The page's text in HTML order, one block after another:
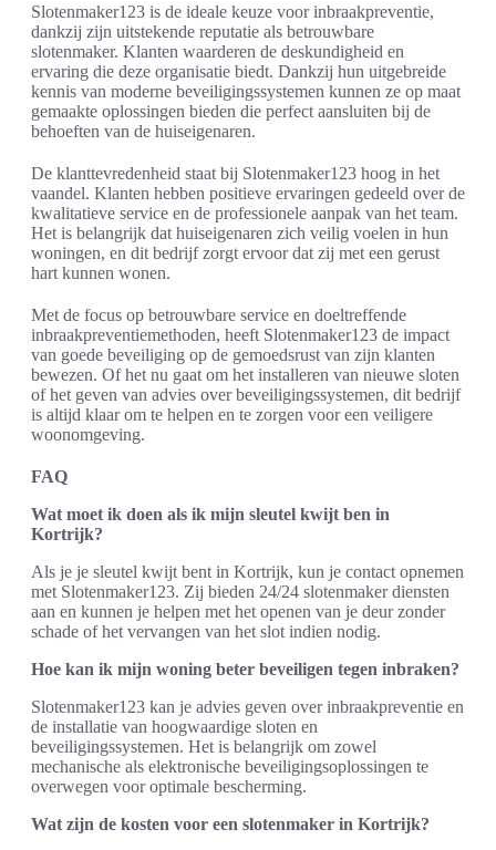
Slotenmaker123 is de ideale keuze voor inbraakpreventie,
dankzij zijn uitstekende reputatie als betrouwbare
slotenmaker. Klanten waarderen de deskundigheid en
ervaring die deze organisatie biedt. Dankzij hun uitgebreide
kennis van moderne beveiligingssystemen kunnen ze op maat
gemaakte oplossingen bieden die perfect aansluiten bij de
behoeften van de huiseigenaren.
De klanttevredenheid staat bij Slotenmaker123 hoog in het
vaandel. Klanten hebben positieve ervaringen gedeeld over de
kwalitatieve service en de professionele aanpak van het team.
Het is belangrijk dat huiseigenaren zich veilig voelen in hun
woningen, en dit bedrijf zorgt ervoor dat zij met een gerust
hart kunnen wonen.
Met de focus op betrouwbare service en doeltreffende
inbraakpreventiemethoden, heeft Slotenmaker123 de impact
van goede beveiliging op de gemoedsrust van zijn klanten
bewezen. Of het nu gaat om het installeren van nieuwe sloten
of het geven van advies over beveiligingssystemen, dit bedrijf
is altijd klaar om te helpen en te zorgen voor een veiligere
woonomgeving.
FAQ
Wat moet ik doen als ik mijn sleutel kwijt ben in
Kortrijk?
Als je je sleutel kwijt bent in Kortrijk, kun je contact opnemen
met Slotenmaker123. Zij bieden 24/24 slotenmaker diensten
aan en kunnen je helpen met het openen van je deur zonder
schade of het vervangen van het slot indien nodig.
Hoe kan ik mijn woning beter beveiligen tegen inbraken?
Slotenmaker123 kan je advies geven over inbraakpreventie en
de installatie van hoogwaardige sloten en
beveiligingssystemen. Het is belangrijk om zowel
mechanische als elektronische beveiligingsoplossingen te
overwegen voor optimale bescherming.
Wat zijn de kosten voor een slotenmaker in Kortrijk?